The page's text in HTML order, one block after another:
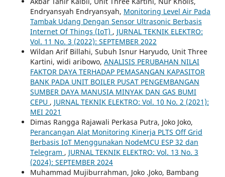
Endryansyah Endryansyah, Monitoring Level Air Pada
Tambak Udang Dengan Sensor Ultrasonic Berbasis
Internet Of Things (IoT) , JURNAL TEKNIK ELEKTRO:
Vol. 11 No. 3 (2022): SEPTEMBER 2022
Wildan Arif Billahi, Subuh Isnur Haryudo, Unit Three
Kartini, widi aribowo, ANALISIS PERUBAHAN NILAI
FAKTOR DAYA TERHADAP PEMASANGAN KAPASITOR
BANK PADA UNIT BOILER PUSAT PENGEMBANGAN
SUMBER DAYA MANUSIA MINYAK DAN GAS BUMI
CEPU , JURNAL TEKNIK ELEKTRO: Vol. 10 No. 2 (2021):
MEI 2021
Dimas Rangga Rajawali Perkasa Putra, Joko Joko,
Perancangan Alat Monitoring Kinerja PLTS Off Grid
Berbasis IoT Menggunakan NodeMCU ESP 32 dan
Telegram , JURNAL TEKNIK ELEKTRO: Vol. 13 No. 3
(2024): SEPTEMBER 2024
Muhammad Mujiburrahman, Joko .Joko, Bambang